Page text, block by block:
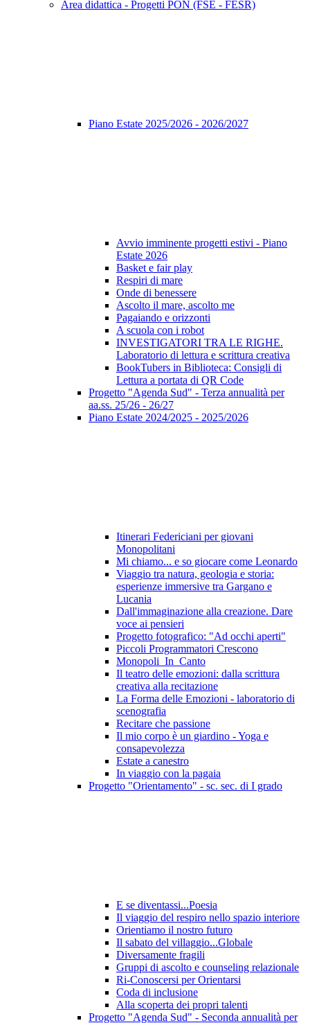
Area didattica - Progetti PON (FSE - FESR)
Piano Estate 2025/2026 - 2026/2027
Avvio imminente progetti estivi - Piano
Estate 2026
Basket e fair play
Respiri di mare
Onde di benessere
Ascolto il mare, ascolto me
Pagaiando e orizzonti
A scuola con i robot
INVESTIGATORI TRA LE RIGHE.
Laboratorio di lettura e scrittura creativa
BookTubers in Biblioteca: Consigli di
Lettura a portata di QR Code
Progetto "Agenda Sud" - Terza annualità per
aa.ss. 25/26 - 26/27
Piano Estate 2024/2025 - 2025/2026
Itinerari Federiciani per giovani
Monopolitani
Mi chiamo... e so giocare come Leonardo
Viaggio tra natura, geologia e storia:
esperienze immersive tra Gargano e
Lucania
Dall'immaginazione alla creazione. Dare
voce ai pensieri
Progetto fotografico: "Ad occhi aperti"
Piccoli Programmatori Crescono
Monopoli_In_Canto
Il teatro delle emozioni: dalla scrittura
creativa alla recitazione
La Forma delle Emozioni - laboratorio di
scenografia
Recitare che passione
Il mio corpo è un giardino - Yoga e
consapevolezza
Estate a canestro
In viaggio con la pagaia
Progetto "Orientamento" - sc. sec. di I grado
E se diventassi...Poesia
Il viaggio del respiro nello spazio interiore
Orientiamo il nostro futuro
Il sabato del villaggio...Globale
Diversamente fragili
Gruppi di ascolto e counseling relazionale
Ri-Conoscersi per Orientarsi
Coda di inclusione
Alla scoperta dei propri talenti
Progetto "Agenda Sud" - Seconda annualità per